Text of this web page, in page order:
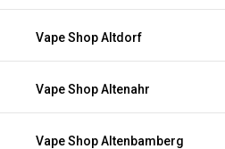
Vape Shop Altdorf
Vape Shop Altenahr
Vape Shop Altenbamberg